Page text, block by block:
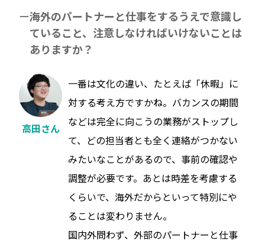
海外のパートナーと仕事をするうえで意識し
ていること、注意しなければいけないことは
ありますか？
高田さん
一番は文化の違い、たとえば「休暇」に
対する考え方ですかね。バカンスの期間
などは完全に向こうの業務がストップし
て、どの担当者とも全く連絡がつかない
みたいなことがあるので、事前の確認や
調整が必要です。あとは時差を考慮する
くらいで、海外だからといって特別にや
ることは変わりません。
国内外問わず、外部のパートナーと仕事